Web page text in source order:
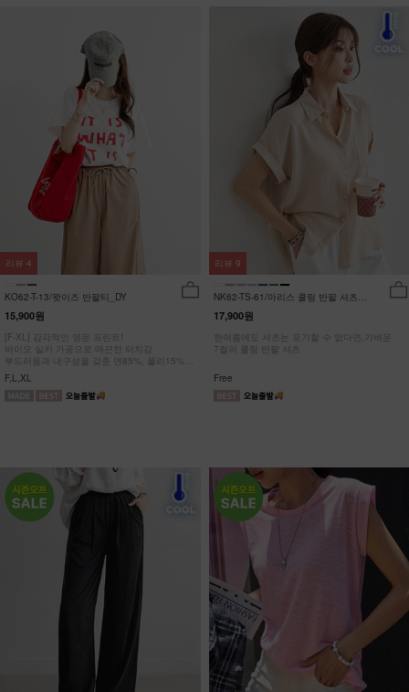
KO62-T-13/왓이즈 반팔티_DY
15,900원
[F-XL] 감각적인 영문 프린트!
바이오 실키 가공으로 매끈한 터치감
부드러움과 내구성을 갖춘 면85%, 폴리15%
#NAK MADE.
F,L,XL
리뷰 4
NK62-TS-61/마리스 쿨링 반팔 셔츠
17,900원
한여름에도 셔츠는 포기할 수 없다면,가벼운
7컬러 쿨링 반팔 셔츠
Free
리뷰 9